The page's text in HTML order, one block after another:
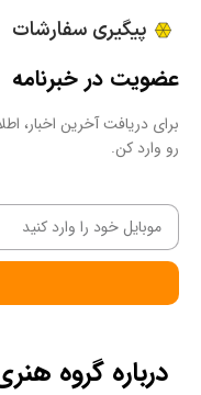
پیگیری سفارشات
عضویت در خبرنامه
برای دریافت آخرین اخبار،
رو وارد کن.
درباره گروه